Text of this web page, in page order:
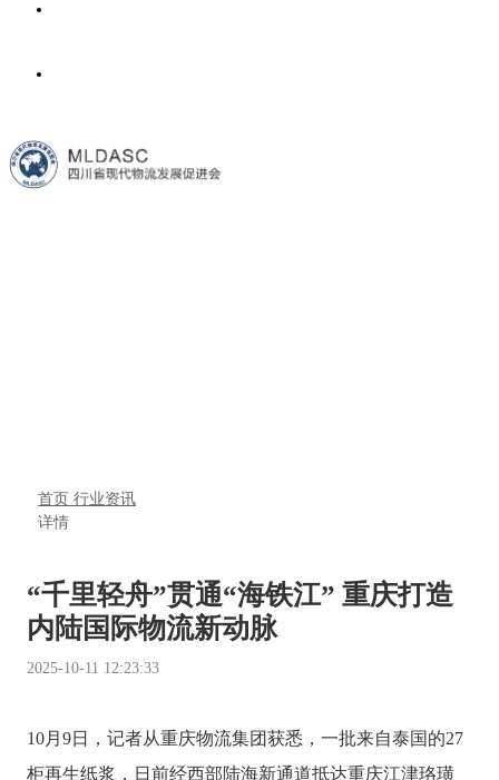
首页 行业资讯
详情
“千里轻舟”贯通“海铁江” 重庆打造
内陆国际物流新动脉
2025-10-11 12:23:33
10月9日，记者从重庆物流集团获悉，一批来自泰国的27
柜再生纸浆，日前经西部陆海新通道抵达重庆江津珞璜